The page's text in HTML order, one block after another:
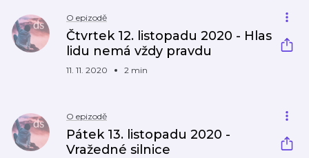
O epizodě
Čtvrtek 12. listopadu 2020 - Hlas
lidu nemá vždy pravdu
11. 11. 2020 2 min
O epizodě
Pátek 13. listopadu 2020 -
Vražedné silnice